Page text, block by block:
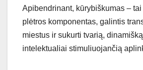
Apibendrinant, kūrybiškumas –
plėtros komponentas, galintis
miestus ir sukurti tvarią,
intelektualiai stimuliuojančią